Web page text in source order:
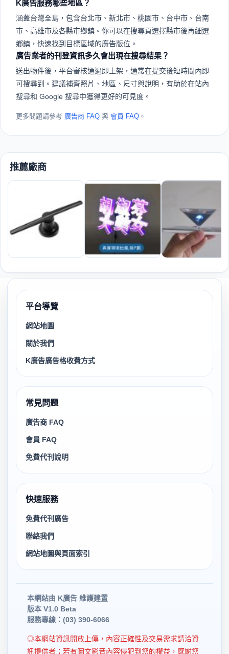
K廣告服務哪些地區？
涵蓋台灣全島，包含台北市、新北市、桃園市、台中市、台南
市、高雄市及各縣市鄉鎮。你可以在搜尋頁選擇縣市後再細選
鄉鎮，快速找到目標區域的廣告版位。
廣告業者的刊登資訊多久會出現在搜尋結果？
送出物件後，平台審核通過即上架，通常在提交後短時間內即
可搜尋到。建議補齊照片、地區、尺寸與說明，有助於在站內
搜尋和 Google 搜尋中獲得更好的可見度。
更多問題請參考 廣告商 FAQ 與 會員 FAQ 。
推薦廠商
平台導覽
網站地圖
關於我們
K廣告廣告格收費方式
常見問題
廣告商 FAQ
會員 FAQ
免費代刊說明
快速服務
免費代刊廣告
聯絡我們
網站地圖與頁面索引
本網站由 K廣告 維護建置
版本 V1.0 Beta
服務專線：(03) 390-6066
◎本網站資訊開放上傳，內容正確性及交易需求請洽資
訊提供者；若有圖文影音內容侵犯到您的權益，感謝您